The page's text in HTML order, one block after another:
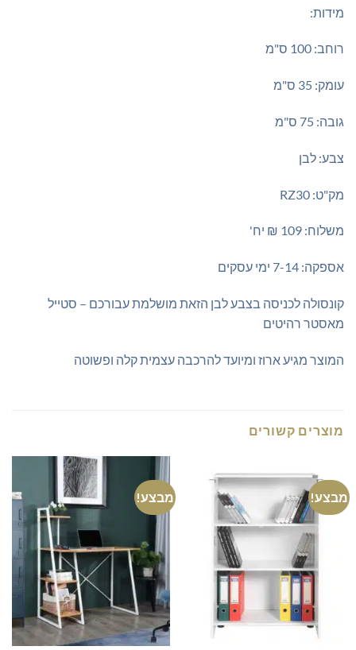
מידות:
רוחב: 100 ס"מ
עומק: 35 ס"מ
גובה: 75 ס"מ
צבע: לבן
מק"ט: RZ30
משלוח: 109 ₪ יח'
אספקה: 7-14 ימי עסקים
קונסולה לכניסה בצבע לבן הזאת מושלמת עבורכם – סטייל
מאסטר רהיטים
המוצר מגיע ארוז ומיועד להרכבה עצמית קלה ופשוטה
מוצרים קשורים
מבצע! מבצע!